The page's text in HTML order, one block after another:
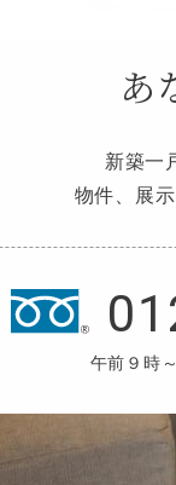
あ
新築一
物件、展
午前９時